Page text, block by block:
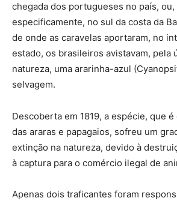
chegada dos portugueses no país, ou,
especificamente, no sul da costa da
de onde as caravelas aportaram, no
estado, os brasileiros avistavam, pela
natureza, uma ararinha-azul
selvagem.
Descoberta em 1819, a espécie, que
das araras e papagaios, sofreu um
extinção na natureza, devido à
à captura para o comércio ilegal de
Apenas dois traficantes foram